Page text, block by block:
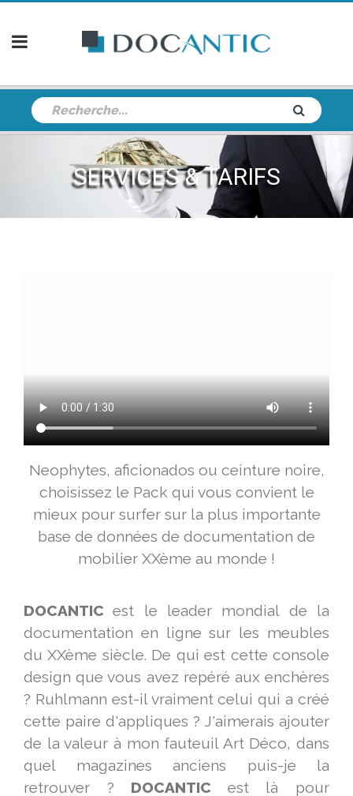
SERVICES & TARIFS
Neophytes, aficionados ou ceinture noire,
choisissez le Pack qui vous convient le
mieux pour surfer sur la plus importante
base de données de documentation de
mobilier XXème au monde !
DOCANTICest le leader mondial de la
documentation en ligne sur les meubles
du XXème siècle. De qui est cette console
design que vous avez repéré aux enchères
? Ruhlmann est-il vraiment celui qui a créé
cette paire d'appliques ? J'aimerais ajouter
de la valeur à mon fauteuil Art Déco, dans
quel magazines anciens puis-je la
retrouver ? DOCANTIC est là pour